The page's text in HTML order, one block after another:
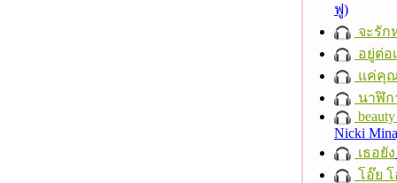
ฟู)
จะรัก
อยู่ต่อ
แค่คุ
นาฬิก
Nicki
เธอยัง
โอ๊ย